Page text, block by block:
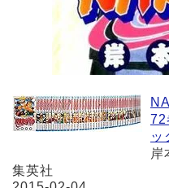
72
ッ
岸
集英社